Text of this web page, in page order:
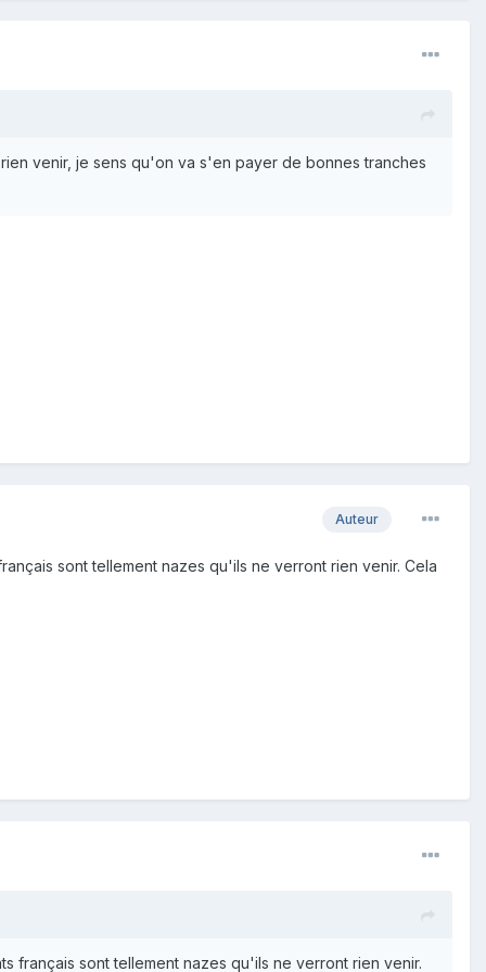
venir, je sens qu'on va s'en payer de bonnes tranches
Auteur
sont tellement nazes qu'ils ne verront rien venir. Cela
français sont tellement nazes qu'ils ne verront rien venir.